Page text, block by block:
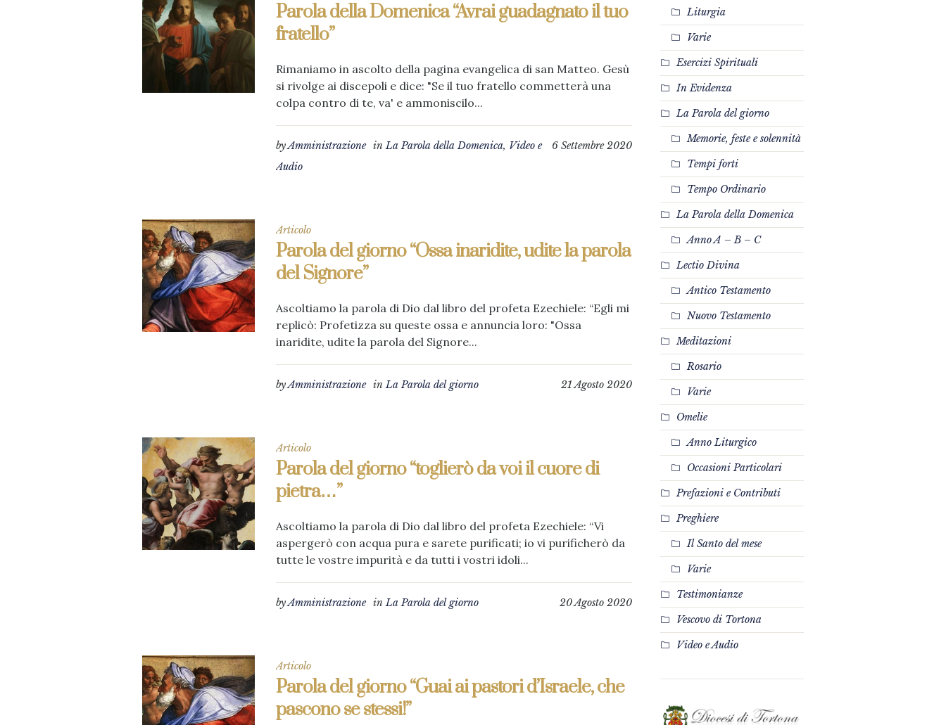
Parola della Domenica “Avrai guadagnato il tuo
fratello”
Rimaniamo in ascolto della pagina evangelica di san Matteo. Gesù
si rivolge ai discepoli e dice: "Se il tuo fratello commetterà una
colpa contro di te, va' e ammoniscilo...
6 Settembre 2020
byAmministrazione inLa Parola della Domenica, Video e
Audio
Articolo
Parola del giorno “Ossa inaridite, udite la parola
del Signore”
Ascoltiamo la parola di Dio dal libro del profeta Ezechiele: “Egli mi
replicò: Profetizza su queste ossa e annuncia loro: "Ossa
inaridite, udite la parola del Signore...
21 Agosto 2020
byAmministrazione inLa Parola del giorno
Articolo
Parola del giorno “toglierò da voi il cuore di
pietra…”
Ascoltiamo la parola di Dio dal libro del profeta Ezechiele: “Vi
aspergerò con acqua pura e sarete purificati; io vi purificherò da
tutte le vostre impurità e da tutti i vostri idoli...
20 Agosto 2020
byAmministrazione inLa Parola del giorno
Articolo
Parola del giorno “Guai ai pastori d’Israele, che
pascono se stessi!”
Liturgia
Varie
Esercizi Spirituali
In Evidenza
La Parola del giorno
Memorie, feste e solennità
Tempi forti
Tempo Ordinario
La Parola della Domenica
Anno A – B – C
Lectio Divina
Antico Testamento
Nuovo Testamento
Meditazioni
Rosario
Varie
Omelie
Anno Liturgico
Occasioni Particolari
Prefazioni e Contributi
Preghiere
Il Santo del mese
Varie
Testimonianze
Vescovo di Tortona
Video e Audio